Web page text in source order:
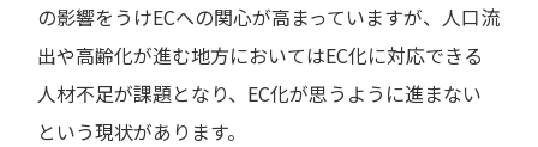
の影響をうけECへの関心が高まっていますが、人口流
出や高齢化が進む地方においてはEC化に対応できる
人材不足が課題となり、EC化が思うように進まない
という現状があります。